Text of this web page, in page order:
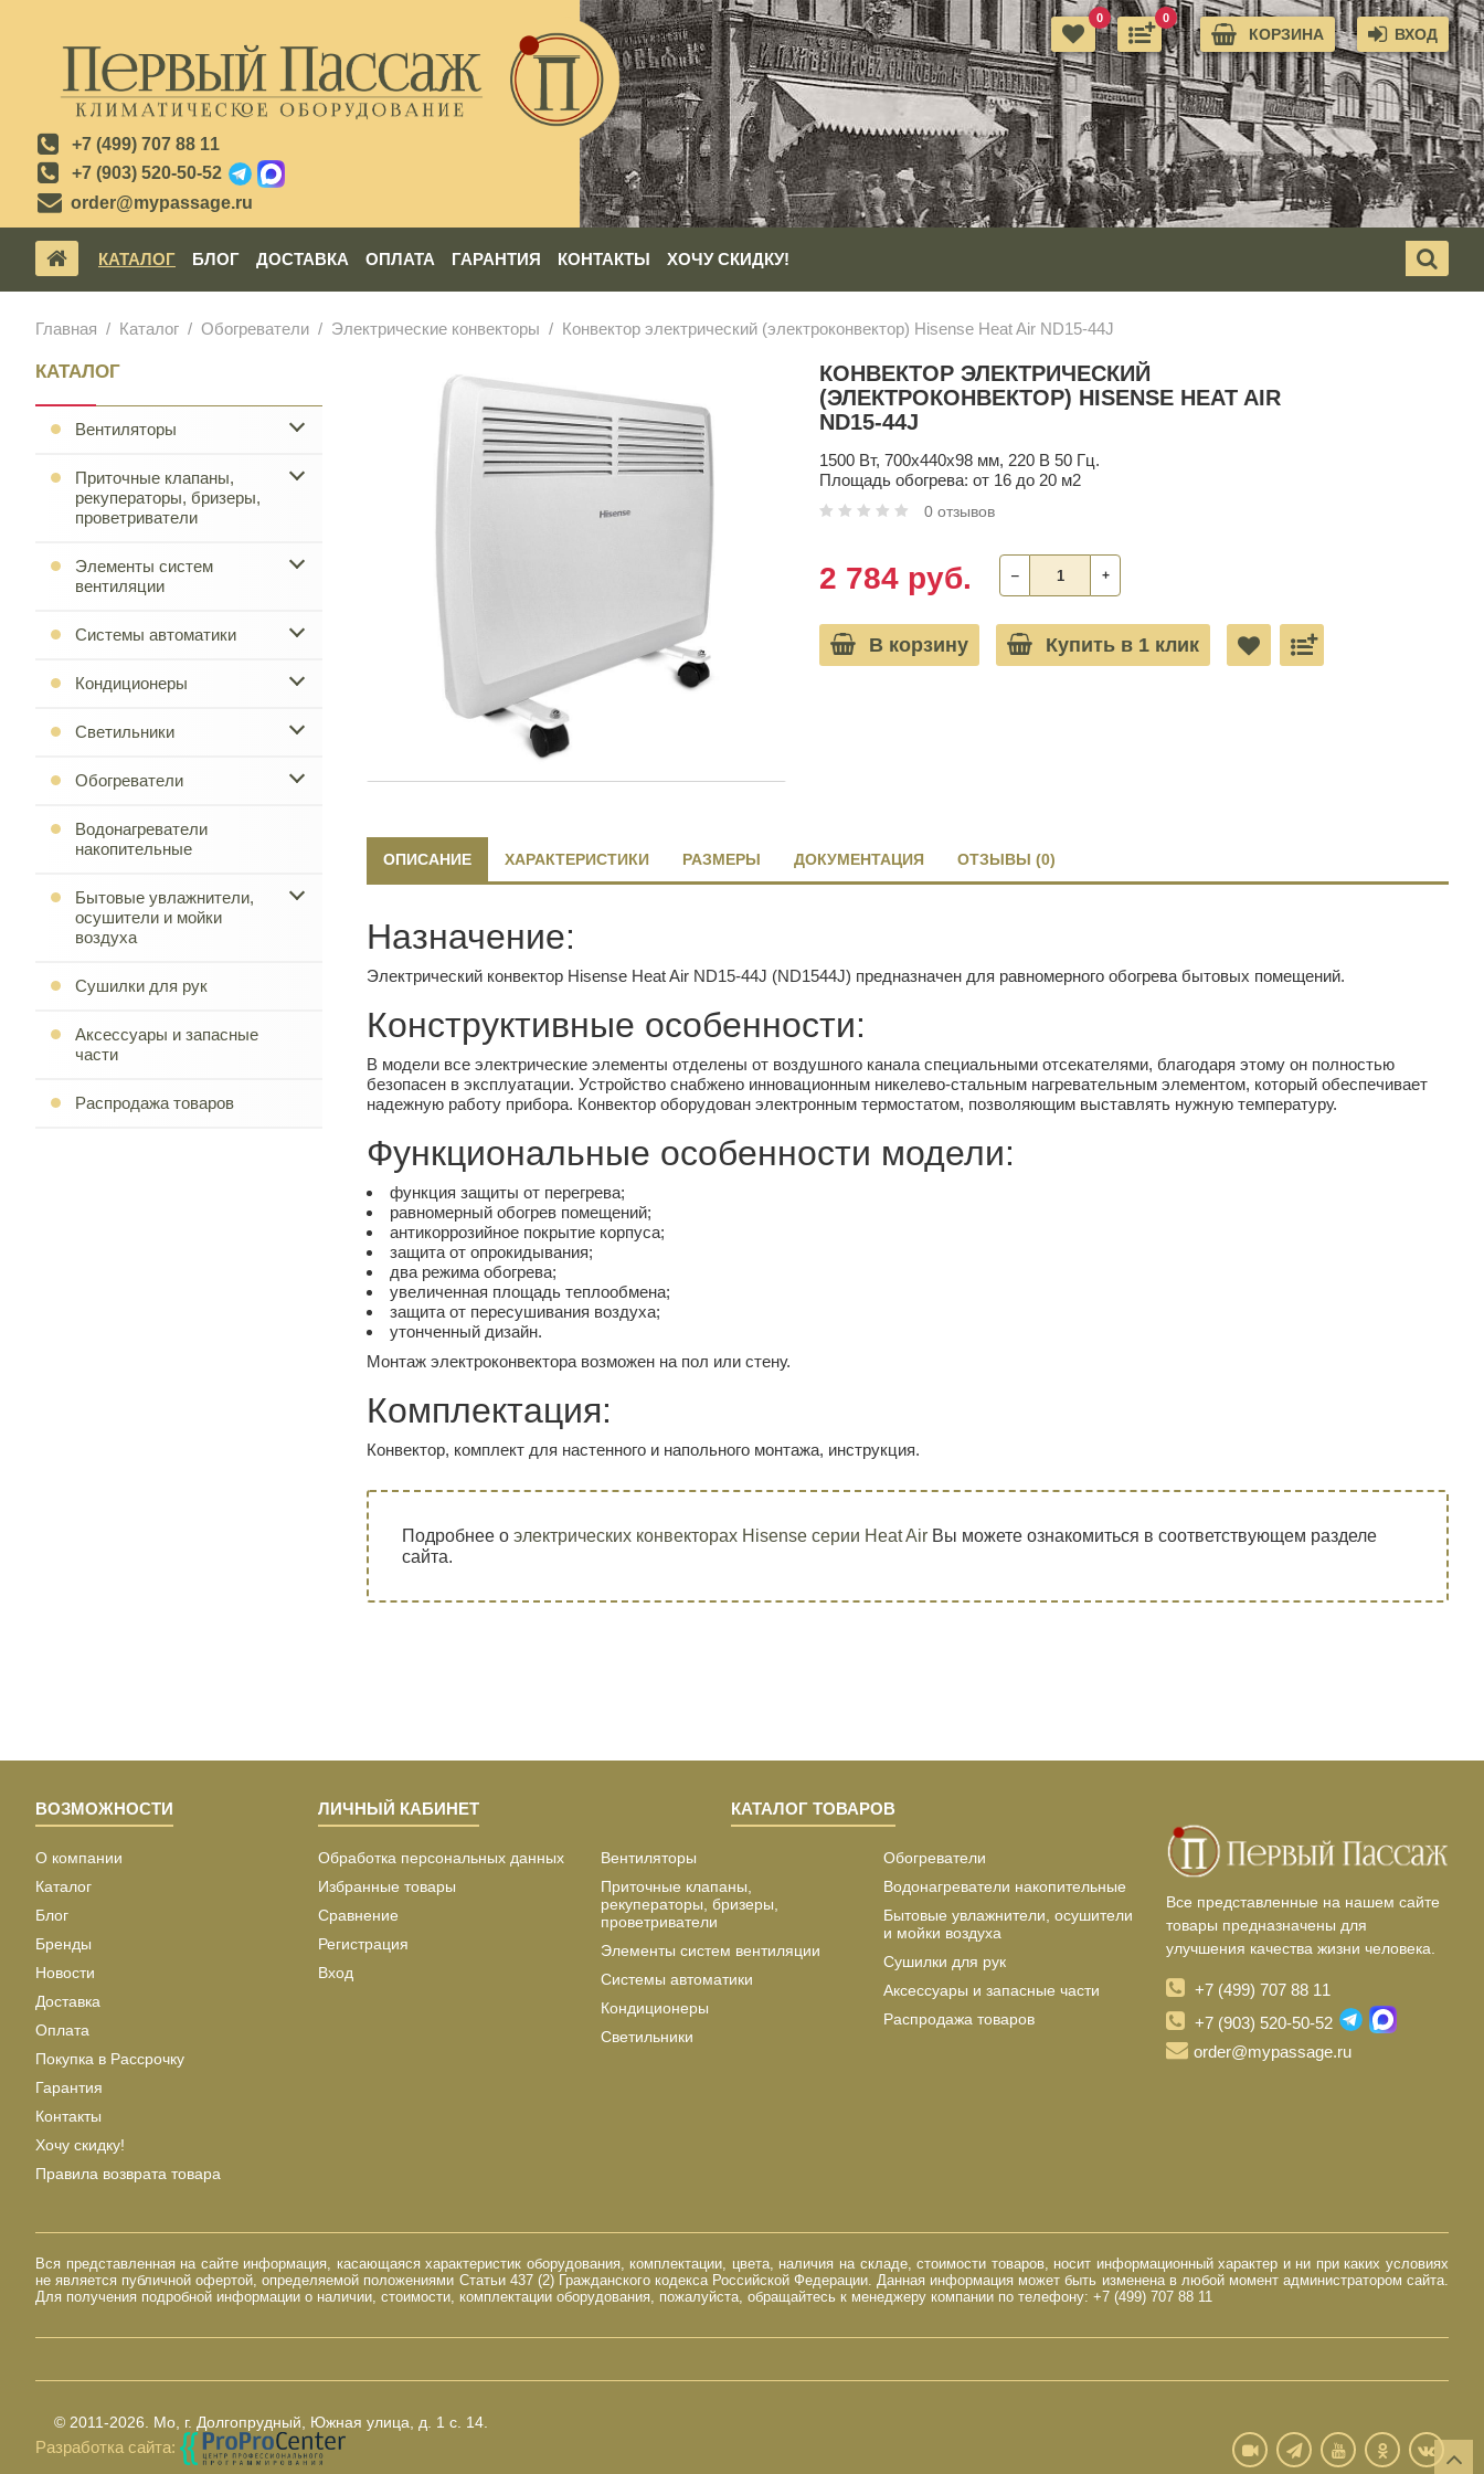
+7 (499) 707 88 11
+7 (903) 520-50-52
order@mypassage.ru
ВХОД
КОРЗИНА
0
0
КАТАЛОГ БЛОГ ДОСТАВКА ОПЛАТА ГАРАНТИЯ КОНТАКТЫ ХОЧУ СКИДКУ!
Главная Каталог Обогреватели Электрические конвекторы Конвектор электрический (электроконвектор) Hisense Heat Air ND15-44J
КАТАЛОГ
Вентиляторы
Приточные клапаны,
рекуператоры, бризеры,
проветриватели
Элементы систем
вентиляции
Системы автоматики
Кондиционеры
Светильники
Обогреватели
Водонагреватели
накопительные
Бытовые увлажнители,
осушители и мойки
воздуха
Сушилки для рук
Аксессуары и запасные
части
Распродажа товаров
КОНВЕКТОР ЭЛЕКТРИЧЕСКИЙ
(ЭЛЕКТРОКОНВЕКТОР) HISENSE HEAT AIR
ND15-44J
1500 Вт, 700х440х98 мм, 220 В 50 Гц.
Площадь обогрева: от 16 до 20 м2
0 отзывов
2 784 руб. ‒ +
В корзину Купить в 1 клик
ОПИСАНИЕ ХАРАКТЕРИСТИКИ РАЗМЕРЫ ДОКУМЕНТАЦИЯ ОТЗЫВЫ (0)
Назначение:
Электрический конвектор Hisense Heat Air ND15-44J (ND1544J) предназначен для равномерного обогрева бытовых помещений.
Конструктивные особенности:
В модели все электрические элементы отделены от воздушного канала специальными отсекателями, благодаря этому он полностью
безопасен в эксплуатации. Устройство снабжено инновационным никелево-стальным нагревательным элементом, который обеспечивает
надежную работу прибора. Конвектор оборудован электронным термостатом, позволяющим выставлять нужную температуру.
Функциональные особенности модели:
функция защиты от перегрева;
равномерный обогрев помещений;
антикоррозийное покрытие корпуса;
защита от опрокидывания;
два режима обогрева;
увеличенная площадь теплообмена;
защита от пересушивания воздуха;
утонченный дизайн.
Монтаж электроконвектора возможен на пол или стену.
Комплектация:
Конвектор, комплект для настенного и напольного монтажа, инструкция.
Подробнее о электрических конвекторах Hisense серии Heat Air Вы можете ознакомиться в соответствующем разделе
сайта.
ВОЗМОЖНОСТИ
О компании
Каталог
Блог
Бренды
Новости
Доставка
Оплата
Покупка в Рассрочку
Гарантия
Контакты
Хочу скидку!
Правила возврата товара
ЛИЧНЫЙ КАБИНЕТ
Обработка персональных данных
Избранные товары
Сравнение
Регистрация
Вход
КАТАЛОГ ТОВАРОВ
Вентиляторы
Приточные клапаны,
рекуператоры, бризеры,
проветриватели
Элементы систем вентиляции
Системы автоматики
Кондиционеры
Светильники
Обогреватели
Водонагреватели накопительные
Бытовые увлажнители, осушители
и мойки воздуха
Сушилки для рук
Аксессуары и запасные части
Распродажа товаров
Все представленные на нашем сайте
товары предназначены для
улучшения качества жизни человека.
+7 (499) 707 88 11
+7 (903) 520-50-52
order@mypassage.ru
Вся представленная на сайте информация, касающаяся характеристик оборудования, комплектации, цвета, наличия на складе, стоимости товаров, носит информационный характер и ни при каких условиях
не является публичной офертой, определяемой положениями Статьи 437 (2) Гражданского кодекса Российской Федерации. Данная информация может быть изменена в любой момент администратором сайта.
Для получения подробной информации о наличии, стоимости, комплектации оборудования, пожалуйста, обращайтесь к менеджеру компании по телефону: +7 (499) 707 88 11
© 2011-2026. Мо, г. Долгопрудный, Южная улица, д. 1 с. 14.
Разработка сайта: